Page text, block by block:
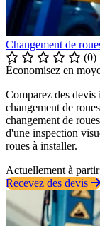
Changement de
(0)
Économisez en
Comparez des
changement de
changement de
d'une inspection
roues à installer.
Actuellement à
Recevez des devis